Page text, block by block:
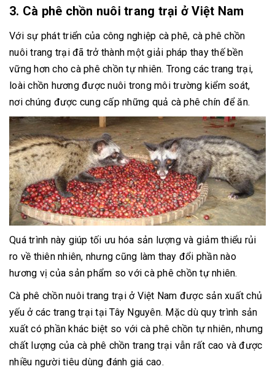
3. Cà phê chồn nuôi trang trại ở Việt Nam
Với sự phát triển của công nghiệp cà phê, cà phê chồn
nuôi trang trại đã trở thành một giải pháp thay thế bền
vững hơn cho cà phê chồn tự nhiên. Trong các trang trại,
loài chồn hương được nuôi trong môi trường kiểm soát,
nơi chúng được cung cấp những quả cà phê chín để ăn.
Quá trình này giúp tối ưu hóa sản lượng và giảm thiểu rủi
ro về thiên nhiên, nhưng cũng làm thay đổi phần nào
hương vị của sản phẩm so với cà phê chồn tự nhiên.
Cà phê chồn nuôi trang trại ở Việt Nam được sản xuất chủ
yếu ở các trang trại tại Tây Nguyên. Mặc dù quy trình sản
xuất có phần khác biệt so với cà phê chồn tự nhiên, nhưng
chất lượng của cà phê chồn trang trại vẫn rất cao và được
nhiều người tiêu dùng đánh giá cao.